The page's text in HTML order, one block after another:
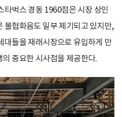
타벅스 경동 1960점은 시장 상인
불협화음도 일부 제기되고 있지만,
대들을 재래시장으로 유입하게 만
중요한 시사점을 제공한다.